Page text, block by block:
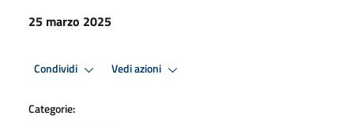
25 marzo 2025
Condividi Vedi azioni
Categorie: